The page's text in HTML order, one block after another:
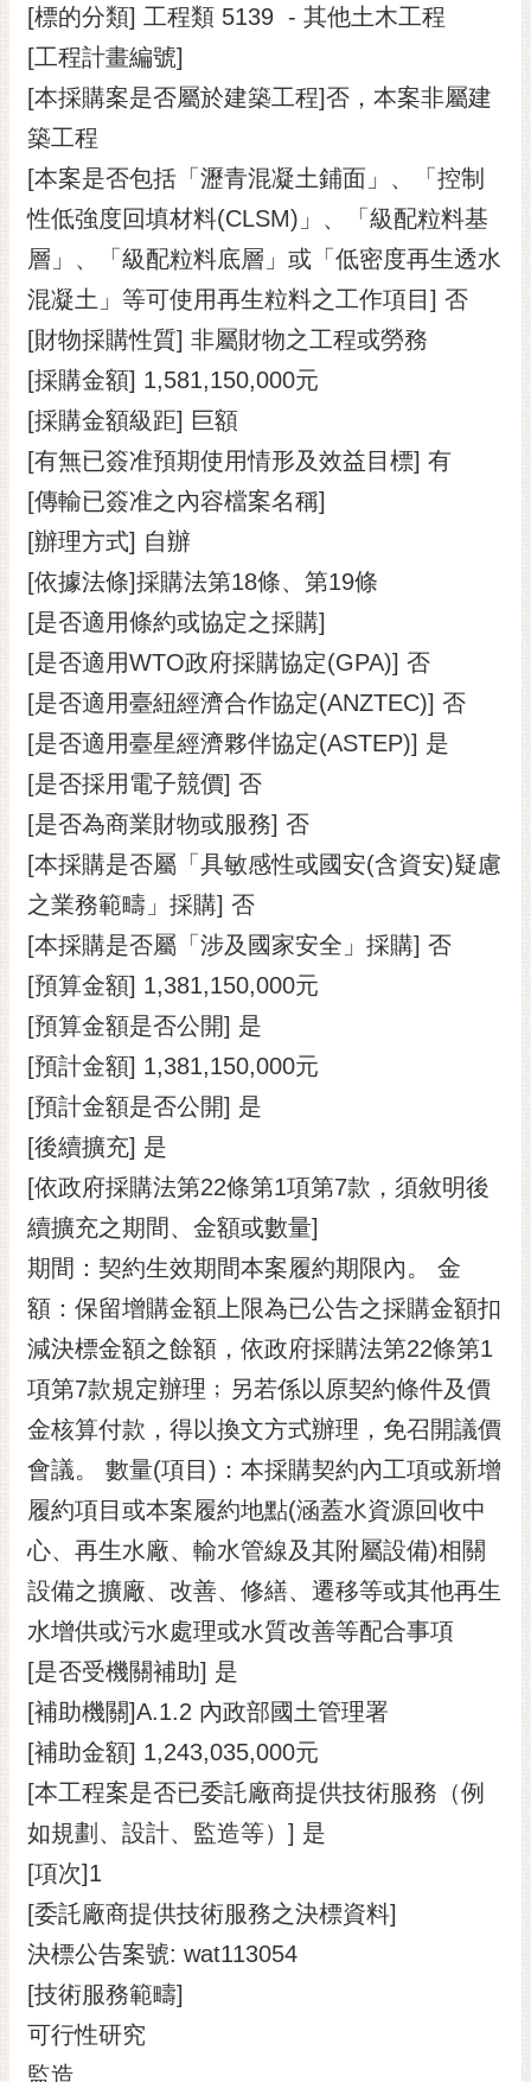
訂
閱
電
子
報
市
民
信
箱
English
日
本
語
隱
私
權
及
安
全
政
策
網
站
資
料
開
放
宣
告
市
交
通
位
置
[標的分類] 工程類 5139 - 其他土木工程
[工程計畫編號]
[本採購案是否屬於建築工程]否，本案非屬建
築工程
[本案是否包括「瀝青混凝土鋪面」、「控制
性低強度回填材料(CLSM)」、「級配粒料基
層」、「級配粒料底層」或「低密度再生透水
混凝土」等可使用再生粒料之工作項目] 否
[財物採購性質] 非屬財物之工程或勞務
[採購金額] 1,581,150,000元
[採購金額級距] 巨額
[有無已簽准預期使用情形及效益目標] 有
[傳輸已簽准之內容檔案名稱]
[辦理方式] 自辦
[依據法條]採購法第18條、第19條
[是否適用條約或協定之採購]
[是否適用WTO政府採購協定(GPA)] 否
[是否適用臺紐經濟合作協定(ANZTEC)] 否
[是否適用臺星經濟夥伴協定(ASTEP)] 是
[是否採用電子競價] 否
[是否為商業財物或服務] 否
[本採購是否屬「具敏感性或國安(含資安)疑慮
之業務範疇」採購] 否
[本採購是否屬「涉及國家安全」採購] 否
[預算金額] 1,381,150,000元
[預算金額是否公開] 是
[預計金額] 1,381,150,000元
[預計金額是否公開] 是
[後續擴充] 是
[依政府採購法第22條第1項第7款，須敘明後
續擴充之期間、金額或數量]
期間：契約生效期間本案履約期限內。 金
額：保留增購金額上限為已公告之採購金額扣
減決標金額之餘額，依政府採購法第22條第1
項第7款規定辦理﹔另若係以原契約條件及價
金核算付款，得以換文方式辦理，免召開議價
會議。 數量(項目)：本採購契約內工項或新增
履約項目或本案履約地點(涵蓋水資源回收中
心、再生水廠、輸水管線及其附屬設備)相關
設備之擴廠、改善、修繕、遷移等或其他再生
水增供或污水處理或水質改善等配合事項
[是否受機關補助] 是
[補助機關]A.1.2 內政部國土管理署
[補助金額] 1,243,035,000元
[本工程案是否已委託廠商提供技術服務（例
如規劃、設計、監造等）] 是
[項次]1
[委託廠商提供技術服務之決標資料]
決標公告案號: wat113054
[技術服務範疇]
可行性研究
監造